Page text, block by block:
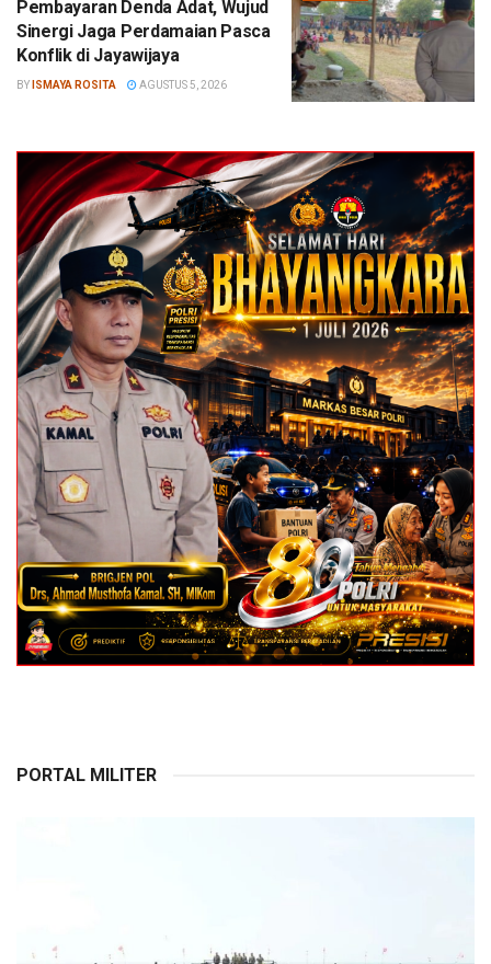
Pembayaran Denda Adat, Wujud
Sinergi Jaga Perdamaian Pasca
Konflik di Jayawijaya
BY ISMAYA ROSITA AGUSTUS 5, 2026
PORTAL MILITER